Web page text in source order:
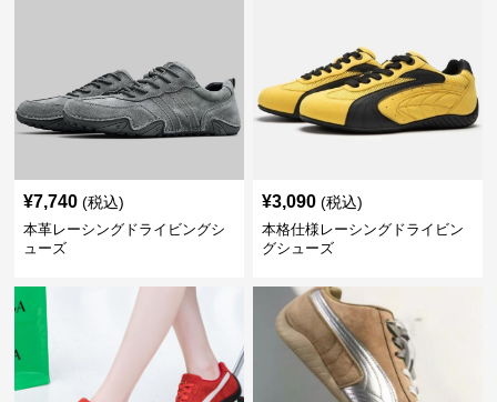
¥7,740 (税込)
本革レーシングドライビングシ
ューズ
¥3,090 (税込)
本格仕様レーシングドライビン
グシューズ